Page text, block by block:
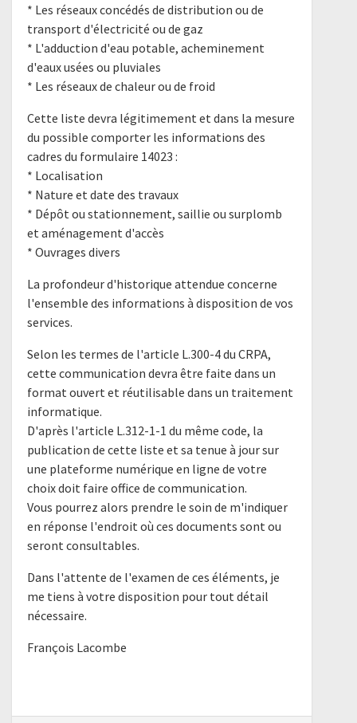
* Les réseaux concédés de distribution ou de
transport d'électricité ou de gaz
* L'adduction d'eau potable, acheminement
d'eaux usées ou pluviales
* Les réseaux de chaleur ou de froid
Cette liste devra légitimement et dans la mesure
du possible comporter les informations des
cadres du formulaire 14023 :
* Localisation
* Nature et date des travaux
* Dépôt ou stationnement, saillie ou surplomb
et aménagement d'accès
* Ouvrages divers
La profondeur d'historique attendue concerne
l'ensemble des informations à disposition de vos
services.
Selon les termes de l'article L.300-4 du CRPA,
cette communication devra être faite dans un
format ouvert et réutilisable dans un traitement
informatique.
D'après l'article L.312-1-1 du même code, la
publication de cette liste et sa tenue à jour sur
une plateforme numérique en ligne de votre
choix doit faire office de communication.
Vous pourrez alors prendre le soin de m'indiquer
en réponse l'endroit où ces documents sont ou
seront consultables.
Dans l'attente de l'examen de ces éléments, je
me tiens à votre disposition pour tout détail
nécessaire.
François Lacombe